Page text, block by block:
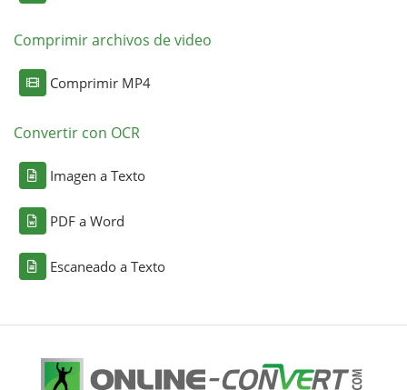
Comprimir archivos de video
Comprimir MP4
Convertir con OCR
Imagen a Texto
PDF a Word
Escaneado a Texto